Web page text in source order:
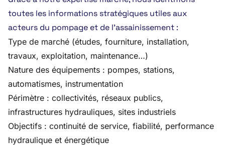
toutes les informations stratégiques utiles aux
acteurs du pompage et de l’assainissement :
Type de marché (études, fourniture, installation,
travaux, exploitation, maintenance…)
Nature des équipements : pompes, stations,
automatismes, instrumentation
Périmètre : collectivités, réseaux publics,
infrastructures hydrauliques, sites industriels
Objectifs : continuité de service, fiabilité, performance
hydraulique et énergétique